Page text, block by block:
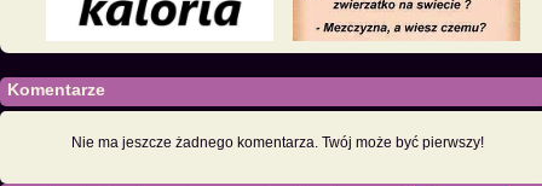
Komentarze
Nie ma jeszcze żadnego komentarza. Twój może być pierwszy!